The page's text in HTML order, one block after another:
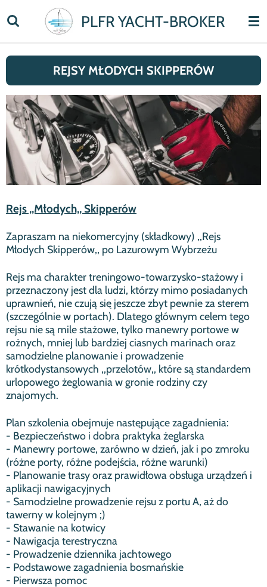
to
content
PLFR YACHT-BROKER
REJSY MŁODYCH SKIPPERÓW
Rejs ,,Młodych,, Skipperów
Zapraszam na niekomercyjny (składkowy) ,,Rejs
Młodych Skipperów,, po Lazurowym Wybrzeżu
Rejs ma charakter treningowo-towarzysko-stażowy i
przeznaczony jest dla ludzi, którzy mimo posiadanych
uprawnień, nie czują się jeszcze zbyt pewnie za sterem
(szczególnie w portach). Dlatego głównym celem tego
rejsu nie są mile stażowe, tylko manewry portowe w
rożnych, mniej lub bardziej ciasnych marinach oraz
samodzielne planowanie i prowadzenie
krótkodystansowych ,,przelotów,, które są standardem
urlopowego żeglowania w gronie rodziny czy
znajomych.
Plan szkolenia obejmuje następujące zagadnienia:
- Bezpieczeństwo i dobra praktyka żeglarska
- Manewry portowe, zarówno w dzień, jak i po zmroku
(różne porty, różne podejścia, różne warunki)
- Planowanie trasy oraz prawidłowa obsługa urządzeń i
aplikacji nawigacyjnych
- Samodzielne prowadzenie rejsu z portu A, aż do
tawerny w kolejnym ;)
- Stawanie na kotwicy
- Nawigacja terestryczna
- Prowadzenie dziennika jachtowego
- Podstawowe zagadnienia bosmańskie
- Pierwsza pomoc